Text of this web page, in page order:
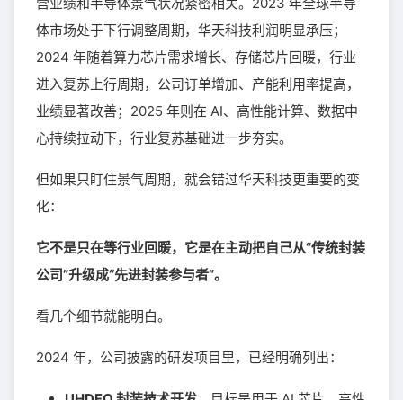
体市场处于下行调整周期，华天科技利润明显承压；
2024 年随着算力芯片需求增长、存储芯片回暖，行业
进入复苏上行周期，公司订单增加、产能利用率提高，
业绩显著改善；2025 年则在 AI、高性能计算、数据中
心持续拉动下，行业复苏基础进一步夯实。
但如果只盯住景气周期，就会错过华天科技更重要的变
化：
它不是只在等行业回暖，它是在主动把自己从“传统封装
公司”升级成“先进封装参与者”。
看几个细节就能明白。
2024 年，公司披露的研发项目里，已经明确列出：